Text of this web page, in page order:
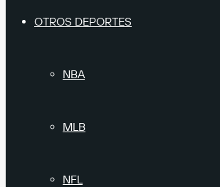
OTROS DEPORTES
NBA
MLB
NFL